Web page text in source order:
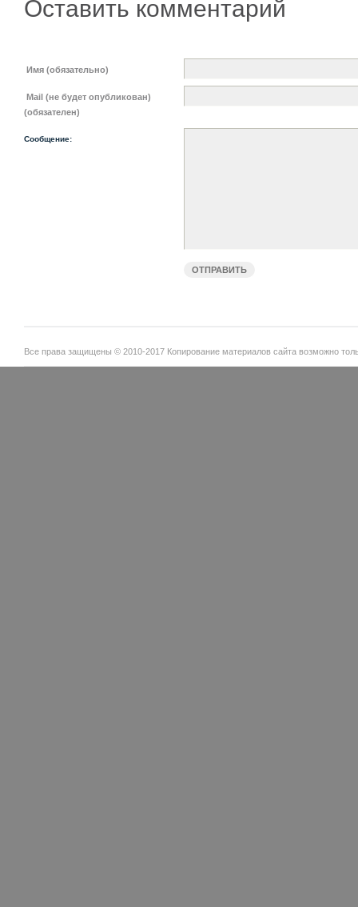
Оставить комментарий
Имя (обязательно)
Mail (не будет опубликован)
(обязателен)
Сообщение:
Все права защищены © 2010-2017 Копирование материалов сайта возможно